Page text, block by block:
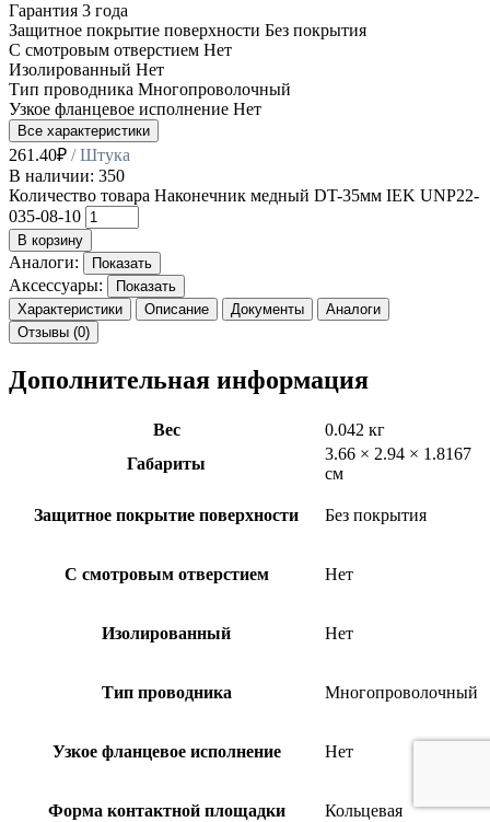
Гарантия 3 года
Защитное покрытие поверхности Без покрытия
С смотровым отверстием Нет
Изолированный Нет
Тип проводника Многопроволочный
Узкое фланцевое исполнение Нет
Все характеристики
261.40₽ / Штука
В наличии: 350
Количество товара Наконечник медный DT-35мм IEK UNP22-
035-08-10
В корзину
Аналоги: Показать
Аксессуары:
Показать
Характеристики
Описание Документы
Аналоги
Отзывы (0)
Дополнительная информация
Вес
0.042 кг
Габариты
3.66 × 2.94 × 1.8167
см
Защитное покрытие поверхности Без покрытия
С смотровым отверстием Нет
Изолированный Нет
Тип проводника Многопроволочный
Узкое фланцевое исполнение Нет
Форма контактной площадки Кольцевая